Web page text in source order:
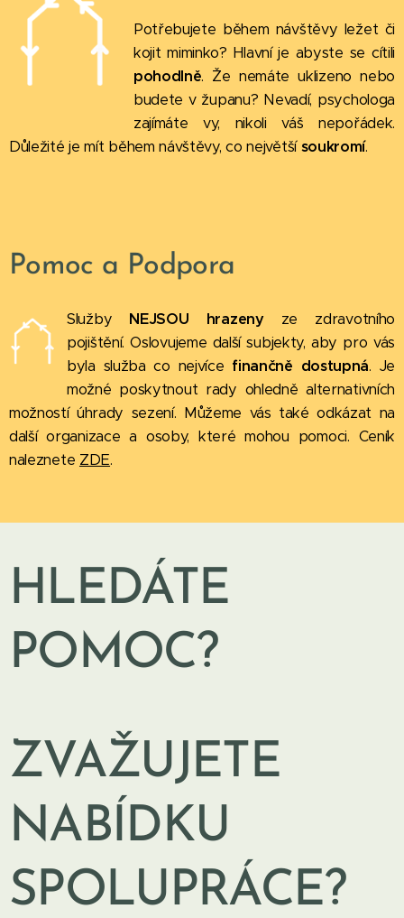
Potřebujete během návštěvy ležet či
kojit miminko? Hlavní je abyste se cítili
pohodlně. Že nemáte uklizeno nebo
budete v županu? Nevadí, psychologa
zajímáte vy, nikoli váš nepořádek.
Důležité je mít během návštěvy, co největšísoukromí.
Pomoc a Podpora
Služby NEJSOU hrazenyze zdravotního
pojištění. Oslovujeme další subjekty, aby pro vás
byla služba co nejvíce finančně dostupná. Je
možné poskytnout rady ohledně alternativních
možností úhrady sezení. Můžeme vás také odkázat na
další organizace a osoby, které mohou pomoci. Ceník
naleznete ZDE.
HLEDÁTE
POMOC?
ZVAŽUJETE
NABÍDKU
SPOLUPRÁCE?